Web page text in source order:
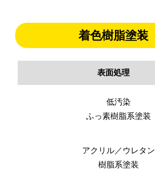
着色樹脂塗装
表面処理
低汚染
ふっ素樹脂系塗装
アクリル／ウレタン
樹脂系塗装